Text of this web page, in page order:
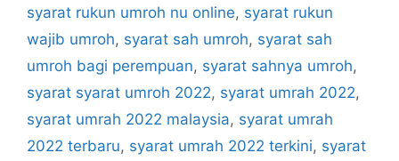
syarat rukun umroh nu online, syarat rukun
wajib umroh, syarat sah umroh, syarat sah
umroh bagi perempuan, syarat sahnya umroh,
syarat syarat umroh 2022, syarat umrah 2022,
syarat umrah 2022 malaysia, syarat umrah
2022 terbaru, syarat umrah 2022 terkini, syarat